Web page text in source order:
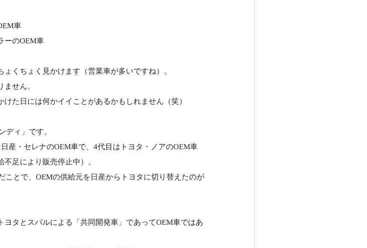
車
ーのOEM車
くちょく見かけます（営業車が多いですね）。
せん。
た日には何かイイことがあるかもしれません（笑）
ディ」です。
産・セレナのOEM車で、4代目はトヨタ・ノアのOEM車
足により販売停止中）。
ことで、OEMの供給元を日産からトヨタに切り替えたのが
タとスバルによる「共同開発車」であってOEM車ではあ